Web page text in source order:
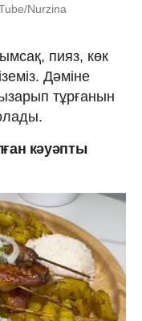
Nurzina
пияз, көк
Дәміне
тұрғанын
кәуәпты